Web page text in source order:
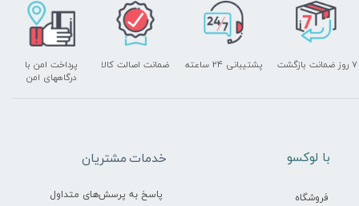
پشتیبانی ۲۴ ساعته
پرداخت امن با
درگاههای امن
۷ روز ضمانت بازگشت ضمانت اصالت کالا
خدمات مشتریان
پاسخ به پرسش‌های متداول
​با لوکسو
فروشگاه